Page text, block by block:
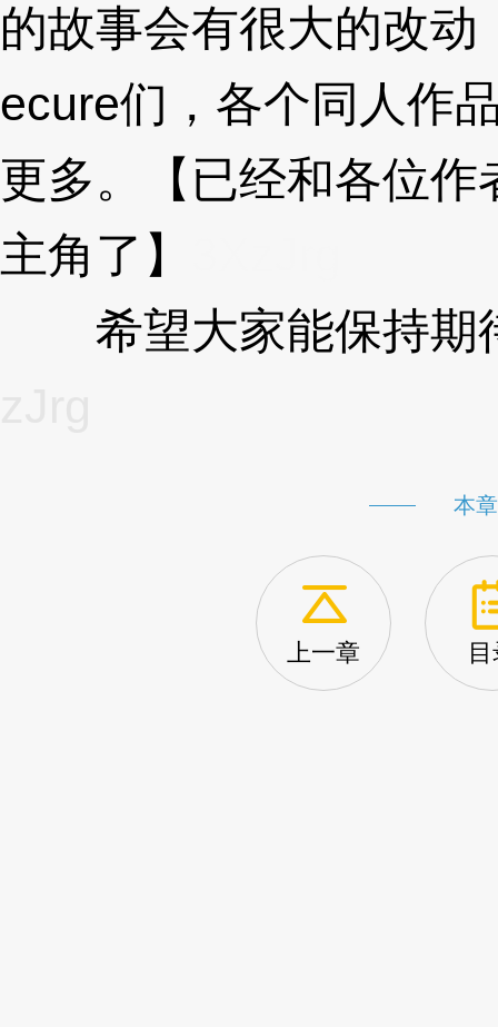
的故事会有很大的改
ecure们，各个同人作
更多。【已经和各位
主角了】
希望大家能保持期
本
上一章